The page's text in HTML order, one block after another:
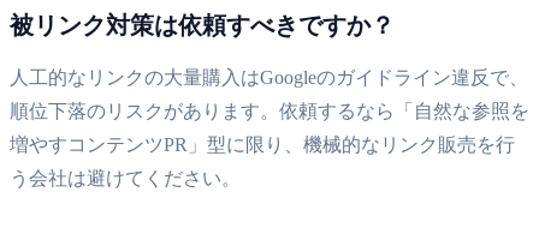
被リンク対策は依頼すべきですか？
人工的なリンクの大量購入はGoogleのガイドライン違反で、
順位下落のリスクがあります。依頼するなら「自然な参照を
増やすコンテンツPR」型に限り、機械的なリンク販売を行
う会社は避けてください。